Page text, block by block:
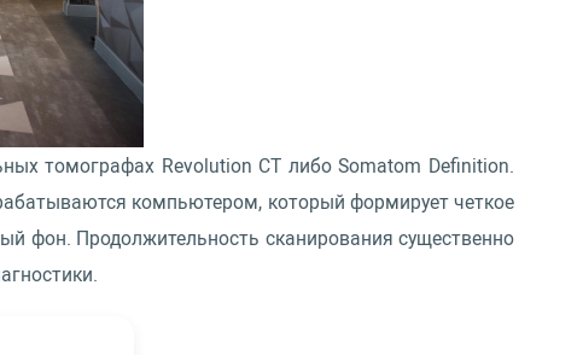
томографах Revolution CT либо Somatom Definition.
компьютером, который формирует четкое
фон. Продолжительность сканирования существенно